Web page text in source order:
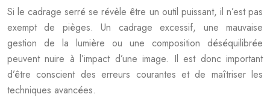
Si le cadrage serré se révèle être un outil puissant, il n’est pas
exempt de pièges. Un cadrage excessif, une mauvaise
gestion de la lumière ou une composition déséquilibrée
peuvent nuire à l’impact d’une image. Il est donc important
d’être conscient des erreurs courantes et de maîtriser les
techniques avancées.